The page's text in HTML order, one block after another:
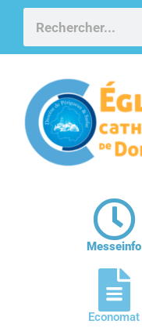
Messeinfo
Economat